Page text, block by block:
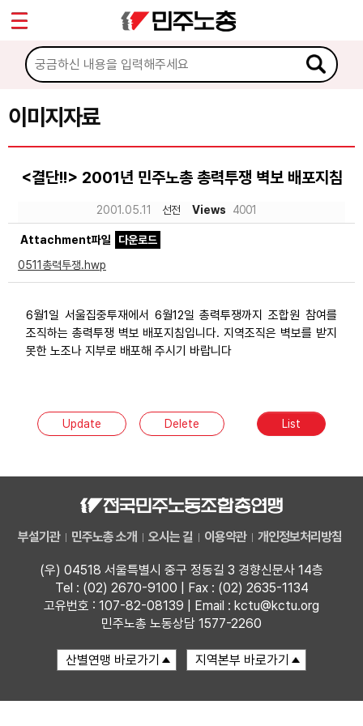
이미지자료
<결단!!> 2001년 민주노총 총력투쟁 벽보 배포지침
2001.05.11 선전 Views 4001
Attachment파일
다운로드
0511총력투쟁.hwp
6월1일 서울집중투재에서 6월12일 총력투쟁까지 조합원 참여를
조직하는 총력투쟁 벽보 배포지침입니다. 지역조직은 벽보를 받지
못한 노조나 지부로 배포해 주시기 바랍니다
Update Delete List
부설기관 민주노총 소개 오시는 길 이용약관 개인정보처리방침
(우) 04518 서울특별시 중구 정동길 3 경향신문사 14층
Tel : (02) 2670-9100 | Fax : (02) 2635-1134
고유번호 : 107-82-08139 | Email : kctu@kctu.org
민주노총 노동상담 1577-2260
마이페이지
소개
소식
문서자료
미디어자료
카드뉴스
업무
Sketchbook5, 스케치북5
Sketchbook5, 스케치북5